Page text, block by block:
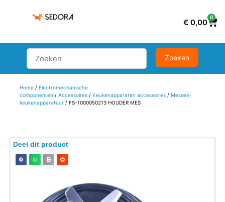
€ 0,00
0
Home/ Electromechanische
componenten / Accessoires/ Keukenapparaten accessoires/ Messen-
keukenapparatuur/ FS-1000050213 HOUDER MES
Deel dit product